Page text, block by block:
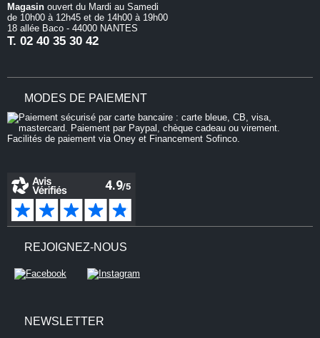
Magasin ouvert du Mardi au Samedi
de 10h00 à 12h45 et de 14h00 à 19h00
18 allée Baco - 44000 NANTES
T. 02 40 35 30 42
MODES DE PAIEMENT
REJOIGNEZ-NOUS
NEWSLETTER